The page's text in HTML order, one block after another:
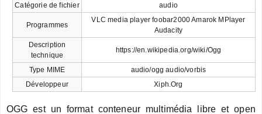
Catégorie de fichier
audio
Programmes
VLC media player foobar2000 Amarok MPlayer
Audacity
Description
technique
https://en.wikipedia.org/wiki/Ogg
Type MIME
audio/ogg audio/vorbis
Développeur
Xiph.Org
OGG est un format conteneur multimédia libre et open